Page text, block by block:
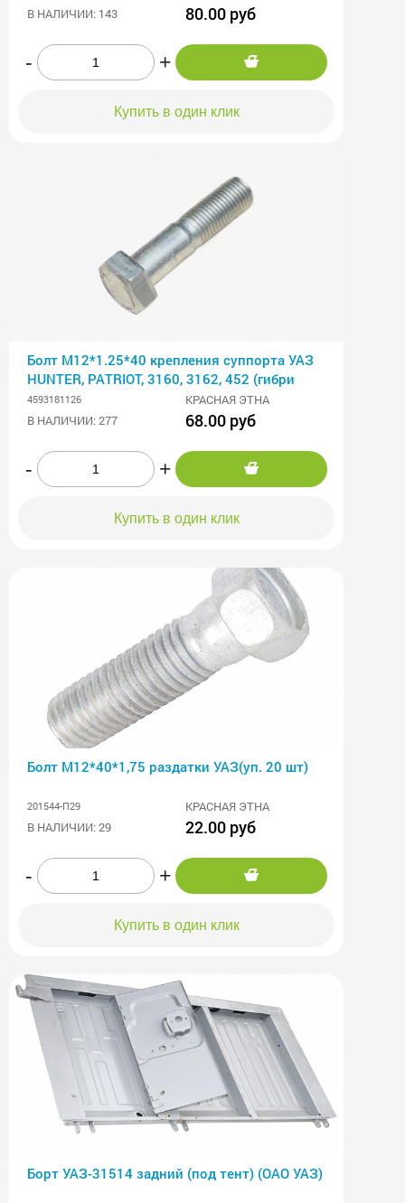
В НАЛИЧИИ: 143
80.00 руб
- +
Купить в один клик
Болт М12*1.25*40 крепления суппорта УАЗ
HUNTER, PATRIOT, 3160, 3162, 452 (гибри
4593181126
КРАСНАЯ ЭТНА
В НАЛИЧИИ: 277
68.00 руб
- +
Купить в один клик
Болт М12*40*1,75 раздатки УАЗ(уп. 20 шт)
201544-П29
КРАСНАЯ ЭТНА
В НАЛИЧИИ: 29
22.00 руб
- +
Купить в один клик
Борт УАЗ-31514 задний (под тент) (ОАО УАЗ)